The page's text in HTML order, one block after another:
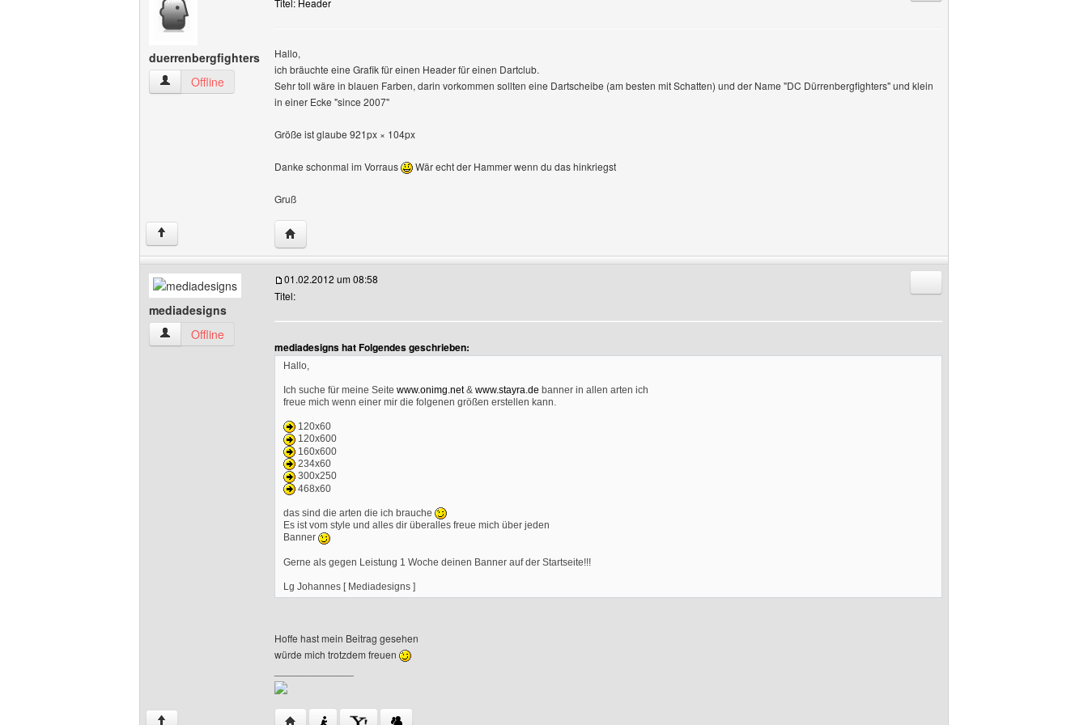
duerrenbergfighters
duerrenbergfighters Benutzer-Profile anzeigen
Offline
Titel: Header
Hallo,
ich bräuchte eine Grafik für einen Header für einen Dartclub.
Sehr toll wäre in blauen Farben, darin vorkommen sollten eine Dartscheibe (am besten mit Schatten) und der Name "DC Dürrenbergfighters" und klein
in einer Ecke "since 2007"
Größe ist glaube 921px × 104px
Danke schonmal im Vorraus Wär echt der Hammer wenn du das hinkriegst
Gruß
↑ Website dieses Benutzers besuchen: duerrenbergfighters
mediadesigns
mediadesigns Benutzer-Profile anzeigen
Offline
01.02.2012 um 08:58
Titel:
mediadesigns hat Folgendes geschrieben:
Hallo,
Ich suche für meine Seite www.onimg.net& www.stayra.de banner in allen arten ich
freue mich wenn einer mir die folgenen größen erstellen kann.
120x60
120x600
160x600
234x60
300x250
468x60
das sind die arten die ich brauche
Es ist vom style und alles dir überalles freue mich über jeden
Banner
Gerne als gegen Leistung 1 Woche deinen Banner auf der Startseite!!!
Lg Johannes [ Mediadesigns ]
Hoffe hast mein Beitrag gesehen
würde mich trotzdem freuen
↑ Website dieses Benutzers besuchen: mediadesigns